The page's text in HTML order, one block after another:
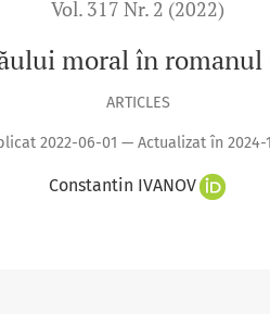
Vol. 317 Nr. 2 (2022)
moral în romanul
ARTICLES
2022-06-01 — Actualizat în 2024-
Constantin IVANOV